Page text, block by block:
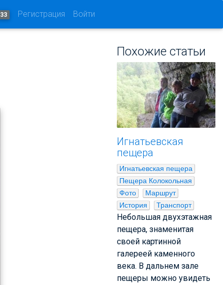
33 Регистрация Войти
Похожие статьи
Игнатьевская
пещера
Игнатьевская пещера
Пещера Колокольная
Фото
Маршрут
История
Транспорт
Небольшая двухэтажная
пещера, знаменитая
своей картинной
галереей каменного
века. В дальнем зале
пещеры можно увидеть